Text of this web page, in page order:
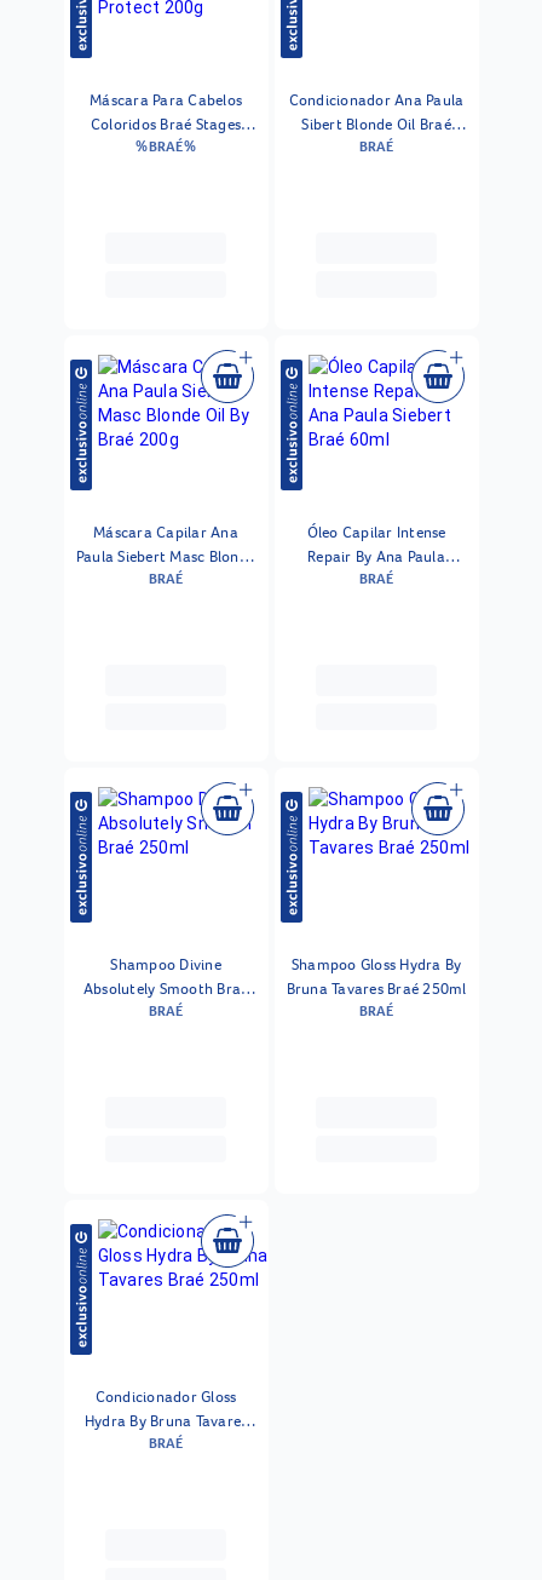
Máscara Para Cabelos
Coloridos Braé Stages
Color Protect 200g
%BRAÉ%
Condicionador Ana Paula
Sibert Blonde Oil Braé
60ml
BRAÉ
Máscara Capilar Ana
Paula Siebert Masc Blonde
Oil By Braé 200g
BRAÉ
Óleo Capilar Intense
Repair By Ana Paula
Siebert Braé 60ml
BRAÉ
Shampoo Divine
Absolutely Smooth Braé
250ml
BRAÉ
Shampoo Gloss Hydra By
Bruna Tavares Braé 250ml
BRAÉ
Condicionador Gloss
Hydra By Bruna Tavares
Braé 250ml
BRAÉ